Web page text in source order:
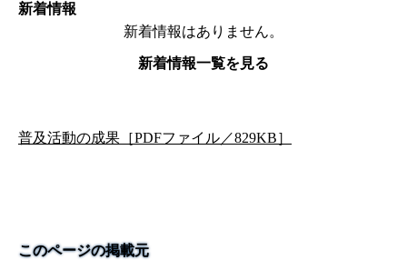
新着情報
新着情報はありません。
新着情報一覧を見る
普及活動の成果［PDFファイル／829KB］
このページの掲載元